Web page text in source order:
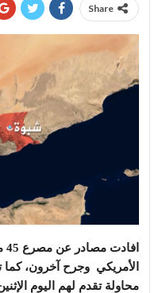
Share
محاولة تقدم لهم اليوم